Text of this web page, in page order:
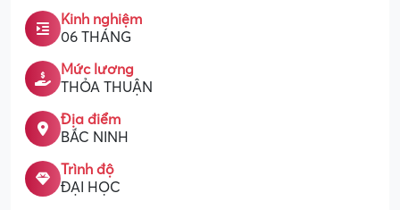
Kinh nghiệm
06 THÁNG
Mức lương
THỎA THUẬN
Địa điểm
BẮC NINH
Trình độ
ĐẠI HỌC